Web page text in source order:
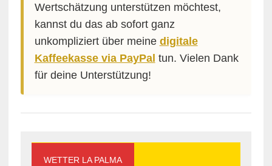
Wertschätzung unterstützen möchtest,
kannst du das ab sofort ganz
unkompliziert über meine digitale
Kaffeekasse via PayPal tun. Vielen Dank
für deine Unterstützung!
WETTER LA PALMA